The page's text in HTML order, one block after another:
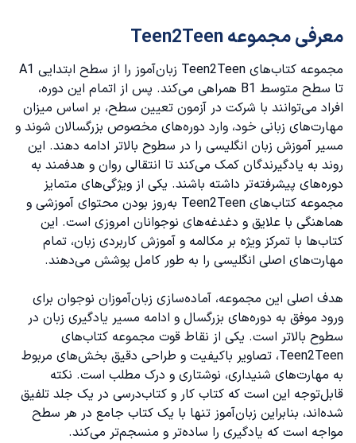
فایل صوتی لیسنینگ‌های کتاب تین تو تین 2
کتاب تین تو تین 3
فایل صوتی لیسنینگ‌های کتاب تین تو تین 3
کتاب تین تو تین 4
فایل صوتی لیسنینگ‌های کتاب تین تو تین 4
ویژگی و مزایای کتاب تین تو تین
معرفی مجموعه Teen2Teen
مجموعه کتاب‌های Teen2Teen زبان‌آموز را از سطح ابتدایی A1
تا سطح متوسط B1 همراهی می‌کند. پس از اتمام این دوره،
افراد می‌توانند با شرکت در آزمون تعیین سطح، بر اساس میزان
مهارت‌های زبانی خود، وارد دوره‌های مخصوص بزرگسالان شوند و
مسیر آموزش زبان انگلیسی را در سطوح بالاتر ادامه دهند. این
روند به یادگیرندگان کمک می‌کند تا انتقالی روان و هدفمند به
دوره‌های پیشرفته‌تر داشته باشند. یکی از ویژگی‌های متمایز
مجموعه کتاب‌های Teen2Teen به‌روز بودن محتوای آموزشی و
هماهنگی با علایق و دغدغه‌های نوجوانان امروزی است. این
کتاب‌ها با تمرکز ویژه بر مکالمه و آموزش کاربردی زبان، تمام
مهارت‌های اصلی انگلیسی را به طور کامل پوشش می‌دهند.
هدف اصلی این مجموعه، آماده‌سازی زبان‌آموزان نوجوان برای
ورود موفق به دوره‌های بزرگسال و ادامه مسیر یادگیری زبان در
سطوح بالاتر است. یکی از نقاط قوت مجموعه کتاب‌های
Teen2Teen، تصاویر باکیفیت و طراحی دقیق بخش‌های مربوط
به مهارت‌های شنیداری، نوشتاری و درک مطلب است. نکته
قابل‌توجه این است که کتاب کار و کتاب‌درسی در یک جلد تلفیق
شده‌اند، بنابراین زبان‌آموز تنها با یک کتاب جامع در هر سطح
مواجه است که یادگیری را ساده‌تر و منسجم‌تر می‌کند.